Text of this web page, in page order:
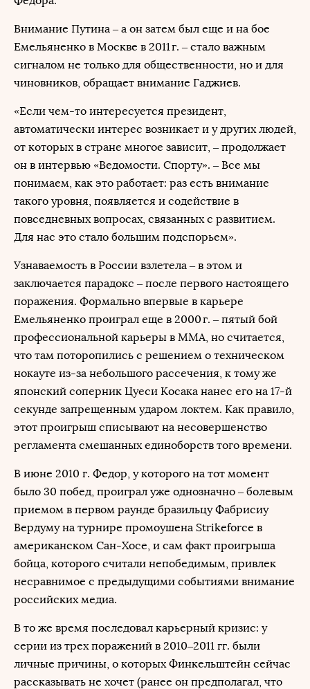
Внимание Путина – а он затем был еще и на бое
Емельяненко в Москве в 2011 г. – стало важным
сигналом не только для общественности, но и для
чиновников, обращает внимание Гаджиев.
«Если чем-то интересуется президент,
автоматически интерес возникает и у других людей,
от которых в стране многое зависит, – продолжает
он в интервью «Ведомости. Спорту». – Все мы
понимаем, как это работает: раз есть внимание
такого уровня, появляется и содействие в
повседневных вопросах, связанных с развитием.
Для нас это стало большим подспорьем».
Узнаваемость в России взлетела – в этом и
заключается парадокс – после первого настоящего
поражения. Формально впервые в карьере
Емельяненко проиграл еще в 2000 г. – пятый бой
профессиональной карьеры в ММА, но считается,
что там поторопились с решением о техническом
нокауте из-за небольшого рассечения, к тому же
японский соперник Цуеси Косака нанес его на 17-й
секунде запрещенным ударом локтем. Как правило,
этот проигрыш списывают на несовершенство
регламента смешанных единоборств того времени.
В июне 2010 г. Федор, у которого на тот момент
было 30 побед, проиграл уже однозначно – болевым
приемом в первом раунде бразильцу Фабрисиу
Вердуму на турнире промоушена Strikeforce в
американском Сан-Хосе, и сам факт проигрыша
бойца, которого считали непобедимым, привлек
несравнимое с предыдущими событиями внимание
российских медиа.
В то же время последовал карьерный кризис: у
серии из трех поражений в 2010–2011 гг. были
личные причины, о которых Финкельштейн сейчас
рассказывать не хочет (ранее он предполагал, что